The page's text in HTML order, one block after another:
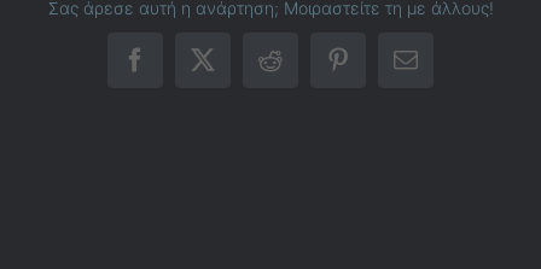
Σας άρεσε αυτή η ανάρτηση; Μοιραστείτε τη με άλλους!
Facebook
X RedditPinterestEmail